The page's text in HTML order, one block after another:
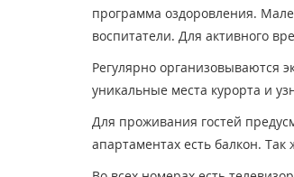
программа оздоровления.
воспитатели. Для активного
Регулярно организовываются
уникальные места курорта и
Для проживания гостей
апартаментах есть балкон. Так